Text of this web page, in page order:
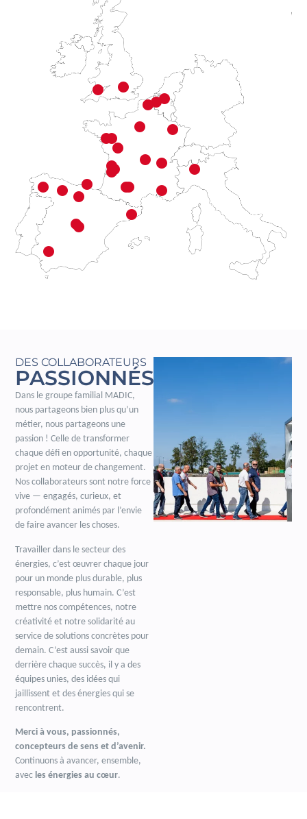
DES COLLABORATEURS
PASSIONNÉS
Dans le groupe familial MADIC,
nous partageons bien plus qu’un
métier, nous partageons une
passion ! Celle de transformer
chaque défi en opportunité, chaque
projet en moteur de changement.
Nos collaborateurs sont notre force
vive — engagés, curieux, et
profondément animés par l’envie
de faire avancer les choses.
Travailler dans le secteur des
énergies, c’est œuvrer chaque jour
pour un monde plus durable, plus
responsable, plus humain. C’est
mettre nos compétences, notre
créativité et notre solidarité au
service de solutions concrètes pour
demain. C’est aussi savoir que
derrière chaque succès, il y a des
équipes unies, des idées qui
jaillissent et des énergies qui se
rencontrent.
Merci à vous, passionnés,
concepteurs de sens et d’avenir.
Continuons à avancer, ensemble,
avec les énergies au cœur.